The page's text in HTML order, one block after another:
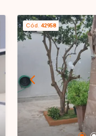
Cód. 42958